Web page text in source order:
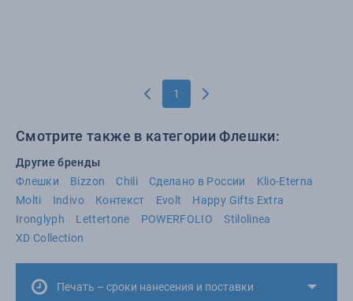
1
Смотрите также в категории Флешки:
Другие бренды
Флешки
Bizzon Chili Сделано в России
Klio-Eterna
Molti
Indivo Контекст Evolt
Happy Gifts Extra
Ironglyph
Lettertone POWERFOLIO
Stilolinea
XD Collection
Печать – сроки нанесения и поставки